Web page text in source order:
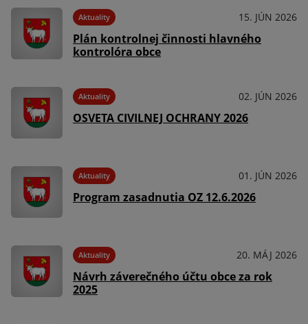
Aktuality 15. JÚN 2026
Plán kontrolnej činnosti hlavného
kontrolóra obce
Aktuality 02. JÚN 2026
OSVETA CIVILNEJ OCHRANY 2026
Aktuality 01. JÚN 2026
Program zasadnutia OZ 12.6.2026
Aktuality 20. MÁJ 2026
Návrh záverečného účtu obce za rok
2025